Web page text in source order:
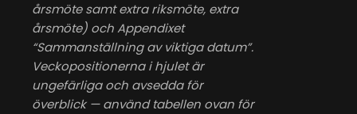
årsmöte samt extra riksmöte, extra
årsmöte) och Appendixet
“Sammanställning av viktiga datum”.
Veckopositionerna i hjulet är
ungefärliga och avsedda för
överblick — använd tabellen ovan för